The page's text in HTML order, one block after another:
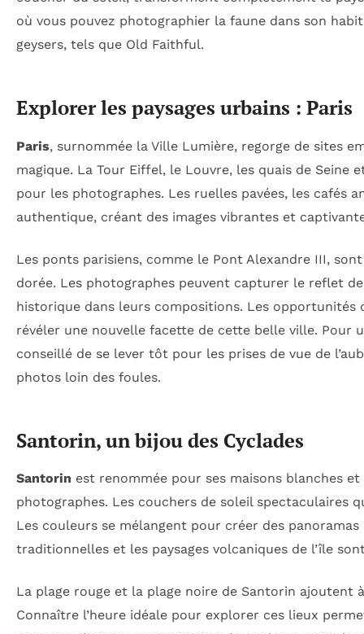
où vous pouvez photographier la faune dans son
geysers, tels que Old Faithful.
Explorer les paysages urbains : Paris
Paris, surnommée la Ville Lumière, regorge de sites
magique. La Tour Eiffel, le Louvre, les quais de
pour les photographes. Les ruelles pavées, les cafés
authentique, créant des images vibrantes et
Les ponts parisiens, comme le Pont Alexandre III,
dorée. Les photographes peuvent capturer le reflet
historique dans leurs compositions. Les opportunités
révéler une nouvelle facette de cette belle ville. Pour
conseillé de se lever tôt pour les prises de vue de
photos loin des foules.
Santorin, un bijou des Cyclades
Santorin est renommée pour ses maisons blanches
photographes. Les couchers de soleil spectaculaires
Les couleurs se mélangent pour créer des
traditionnelles et les paysages volcaniques de l’île
La plage rouge et la plage noire de Santorin ajoutent
Connaître l’heure idéale pour explorer ces lieux